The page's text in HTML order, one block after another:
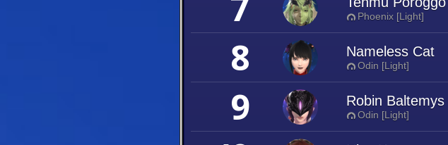
Phoenix [Light]
8 Nameless Cat
Odin [Light]
9 Robin Baltemys
Odin [Light]